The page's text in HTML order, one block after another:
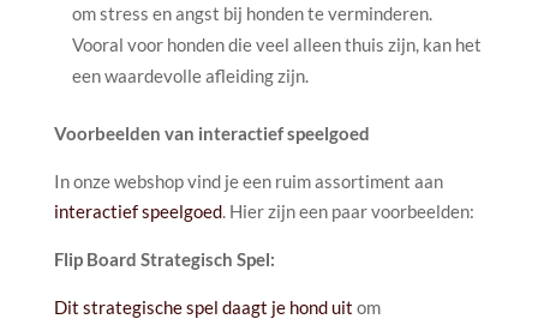
om stress en angst bij honden te verminderen.
Vooral voor honden die veel alleen thuis zijn, kan het
een waardevolle afleiding zijn.
Voorbeelden van interactief speelgoed
In onze webshop vind je een ruim assortiment aan
interactief speelgoed. Hier zijn een paar voorbeelden:
Flip Board Strategisch Spel:
Dit strategische spel daagt je hond uit om